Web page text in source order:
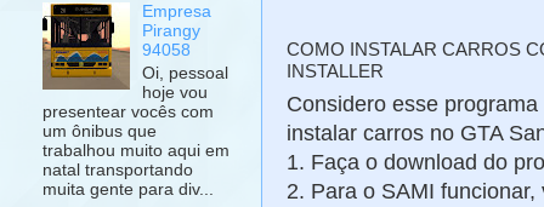
COMO INSTALAR CARROS
INSTALLER
Considero esse
instalar carros no GTA
1. Faça o download do
2. Para o SAMI
Empresa
Pirangy
94058
Oi, pessoal
hoje vou
presentear vocês com
um ônibus que
trabalhou muito aqui em
natal transportando
muita gente para div...